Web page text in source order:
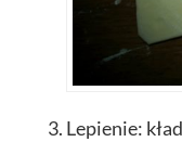
Lepienie: